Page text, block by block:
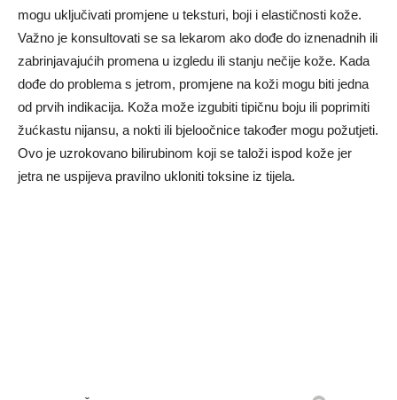
mogu uključivati ​​promjene u teksturi, boji i elastičnosti kože.
Važno je konsultovati se sa lekarom ako dođe do iznenadnih ili
zabrinjavajućih promena u izgledu ili stanju nečije kože. Kada
dođe do problema s jetrom, promjene na koži mogu biti jedna
od prvih indikacija. Koža može izgubiti tipičnu boju ili poprimiti
žućkastu nijansu, a nokti ili bjeloočnice također mogu požutjeti.
Ovo je uzrokovano bilirubinom koji se taloži ispod kože jer
jetra ne uspijeva pravilno ukloniti toksine iz tijela.